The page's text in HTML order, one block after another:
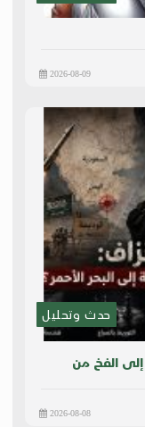
2026-08-09
حدث وتحليل
الفخ من
2026-08-08